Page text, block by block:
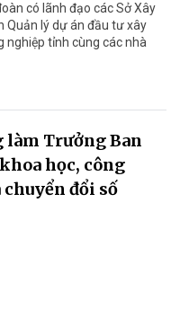
có lãnh đạo các Sở Xây
Quản lý dự án đầu tư xây
nghiệp tỉnh cùng các nhà
Trưởng Ban
học, công
đổi số